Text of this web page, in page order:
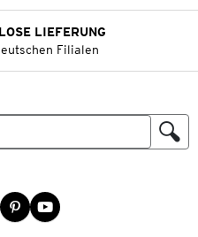
LIEFERUNG
Filialen